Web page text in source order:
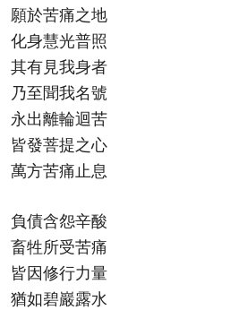
願於苦痛之地
化身慧光普照
其有見我身者
乃至聞我名號
永出離輪迴苦
皆發菩提之心
萬方苦痛止息
負債含怨辛酸
畜牲所受苦痛
皆因修行力量
猶如碧巖露水